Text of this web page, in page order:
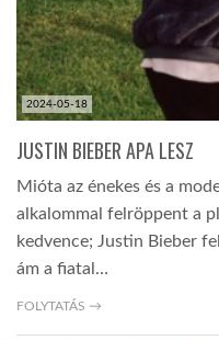
A NAP SZÉPE
LINKTR.EE
GLOBOZSARU
DOBRAVERO.HU
LATIMO.HU
2024-05-18
JUSTIN BIEBER APA LESZ
Mióta az énekes és a
alkalommal felröppent a
kedvence; Justin Bieber
ám a fiatal…
FOLYTATÁS →